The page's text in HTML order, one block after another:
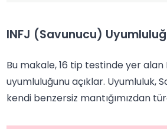
INFJ (Savunucu)
Bu makale, 16 tip testinde yer alan
uyumluluğunu açıklar. Uyumluluk,
kendi benzersiz mantığımızdan